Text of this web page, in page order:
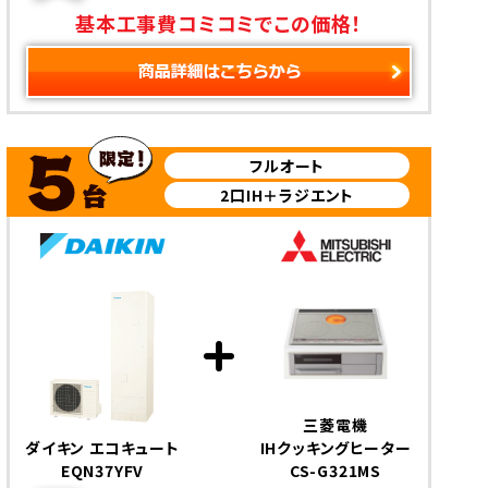
基本工事費コミコミでこの価格！
フルオート
2口IH＋ラジエント
ダイキン エコキュート
EQN37YFV
三菱電機
IHクッキングヒーター
CS-G321MS